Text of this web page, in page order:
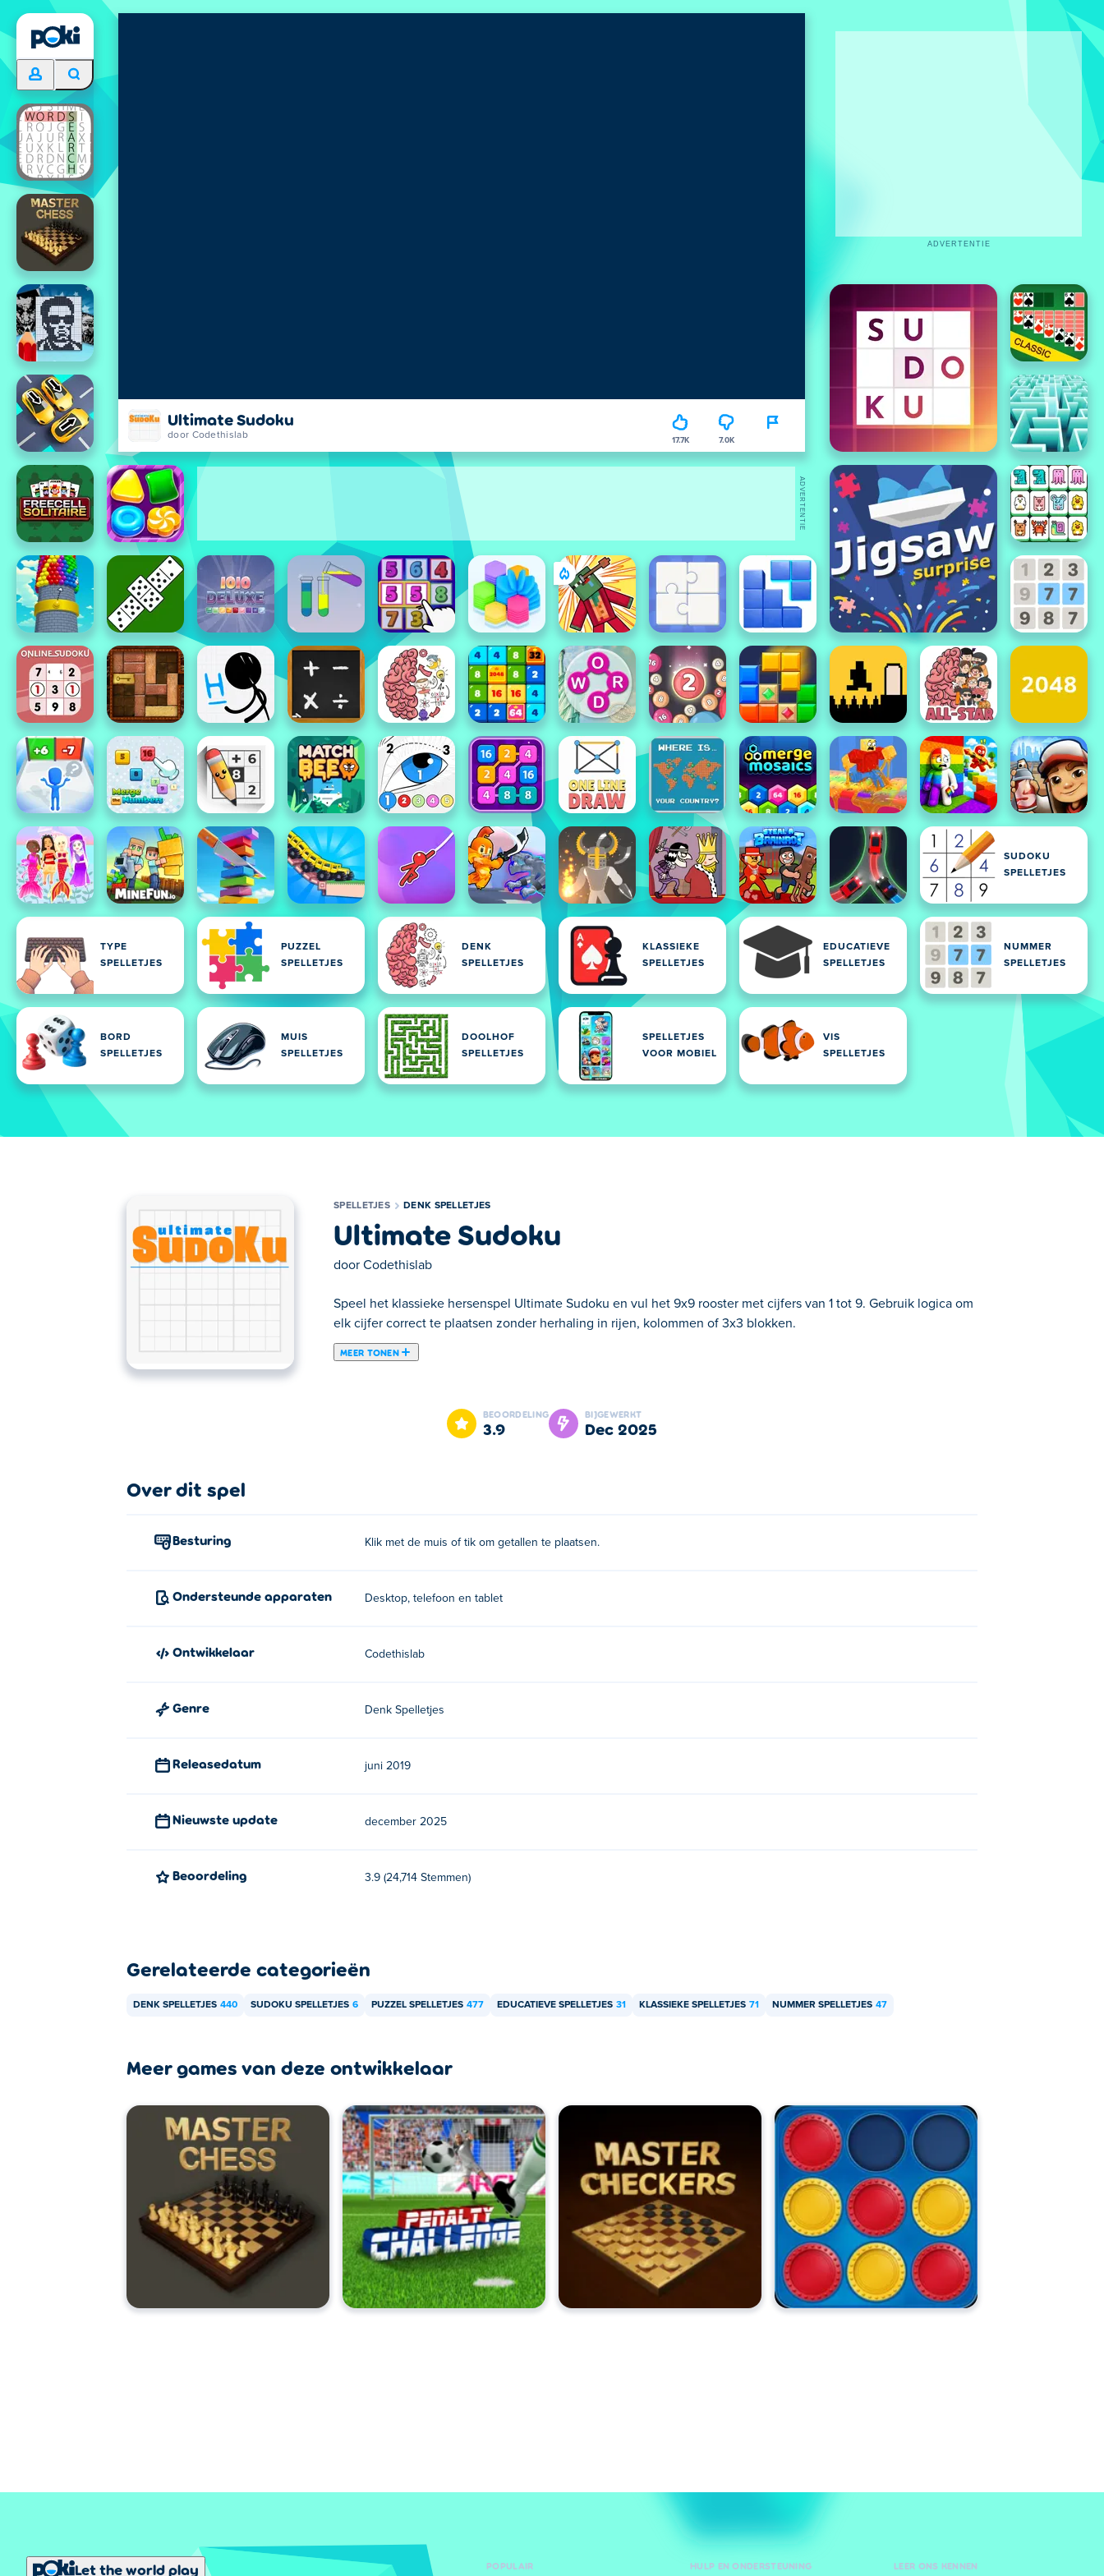
Ultimate Sudoku
door Codethislab 17.7K 7.0K
SUDOKU
SPELLETJES
TYPE
SPELLETJES
PUZZEL
SPELLETJES
DENK
SPELLETJES
KLASSIEKE
SPELLETJES
EDUCATIEVE
SPELLETJES
NUMMER
SPELLETJES
BORD
SPELLETJES
MUIS
SPELLETJES
DOOLHOF
SPELLETJES
SPELLETJES
VOOR MOBIEL
VIS
SPELLETJES
ADVERTENTIE
ADVERTENTIE
SPELLETJES DENK SPELLETJES
Ultimate Sudoku
door Codethislab
Speel het klassieke hersenspel Ultimate Sudoku en vul het 9x9 rooster met cijfers van 1 tot 9. Gebruik logica om
elk cijfer correct te plaatsen zonder herhaling in rijen, kolommen of 3x3 blokken.
MEER TONEN
Hier kun je Ultimate Sudoku spelen. Ultimate Sudoku is een van onze geselecteerde Denk Spelletjes.
BEOORDELING
3.9
BIJGEWERKT
dec 2025
Over dit spel
Besturing Klik met de muis of tik om getallen te plaatsen.
Ondersteunde apparaten Desktop, telefoon en tablet
Ontwikkelaar Codethislab
Genre Denk Spelletjes
Releasedatum juni 2019
Nieuwste update december 2025
Beoordeling 3.9 (24,714 Stemmen)
Gerelateerde categorieën
DENK SPELLETJES 440 SUDOKU SPELLETJES 6 PUZZEL SPELLETJES 477 EDUCATIEVE SPELLETJES 31 KLASSIEKE SPELLETJES 71 NUMMER SPELLETJES 47
Meer games van deze ontwikkelaar
Let the world play POPULAIR HULP EN ONDERSTEUNING LEER ONS KENNEN